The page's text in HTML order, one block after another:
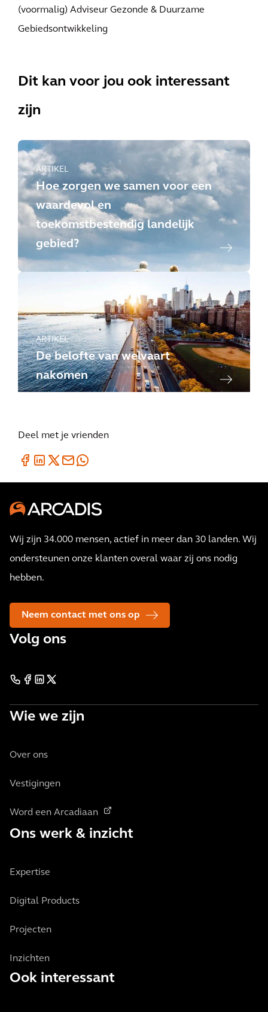
(voormalig) Adviseur Gezonde & Duurzame
Gebiedsontwikkeling
Dit kan voor jou ook interessant
zijn
ARTIKEL
Hoe zorgen we samen voor een
waardevol en
toekomstbestendig landelijk
gebied?
ARTIKEL
De belofte van welvaart
nakomen
Deel met je vrienden
Wij zijn 34.000 mensen, actief in meer dan 30 landen. Wij
ondersteunen onze klanten overal waar zij ons nodig
hebben.
Neem contact met ons op
Volg ons
Wie we zijn
Over ons
Vestigingen
Word een Arcadiaan
Ons werk & inzicht
Expertise
Digital Products
Projecten
Inzichten
Ook interessant